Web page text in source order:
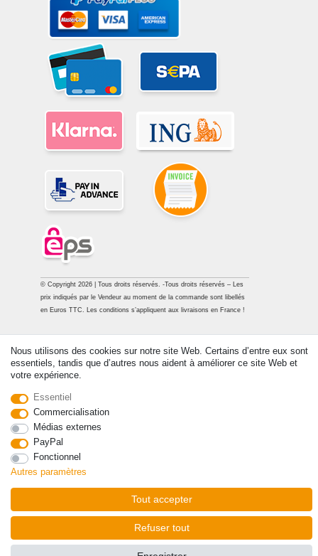
© Copyright 2026 | Tous droits réservés. -Tous droits réservés – Les
prix indiqués par le Vendeur au moment de la commande sont libellés
en Euros TTC. Les conditions s’appliquent aux livraisons en France !
Nous utilisons des cookies sur notre site Web. Certains d’entre eux sont
essentiels, tandis que d’autres nous aident à améliorer ce site Web et
votre expérience.
Essentiel
Commercialisation
Médias externes
PayPal
Fonctionnel
Autres paramètres
Tout accepter
Refuser tout
Rétracter le contrat ici Contact